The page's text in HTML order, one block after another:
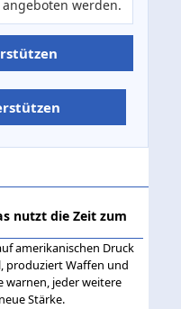
werden.
nutzt die Zeit zum
amerikanischen Druck
produziert Waffen und
warnen, jeder weitere
Stärke.